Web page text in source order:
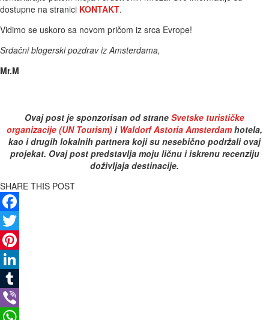
dostupne na stranici KONTAKT.
Vidimo se uskoro sa novom pričom iz srca Evrope!
Srdačni blogerski pozdrav iz Amsterdama,
Mr.M
Ovaj post je sponzorisan od strane Svetske turističke
organizacije (UN Tourism) i Waldorf Astoria Amsterdamhotela,
kao i drugih lokalnih partnera koji su nesebično podržali ovaj
projekat. Ovaj post predstavlja moju ličnu i iskrenu recenziju
doživljaja destinacije.
SHARE THIS POST
Facebook
Twitter
Pinterest
LinkedIn
Tumblr
Viber